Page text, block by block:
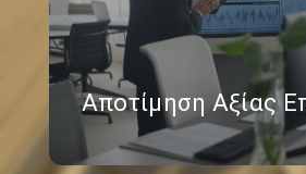
Αποτίμηση Αξίας